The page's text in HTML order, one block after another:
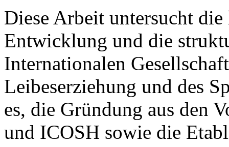
Diese Arbeit untersucht
Entwicklung und die
Internationalen
Leibeserziehung und des
es, die Gründung aus den
und ICOSH sowie die